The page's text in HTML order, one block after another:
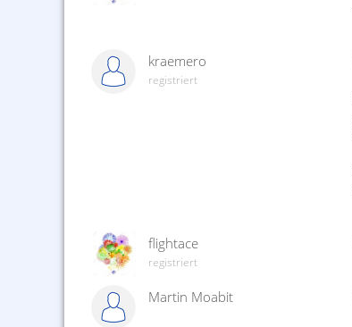
kraemero
registriert
flightace
registriert
Martin Moabit